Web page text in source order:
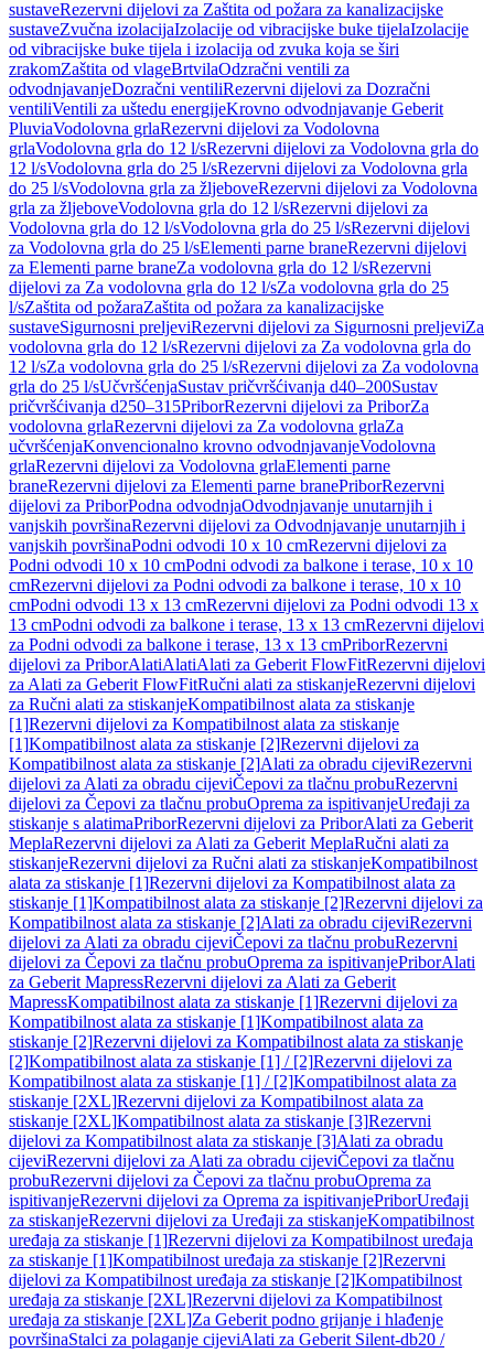
sustaveRezervni dijelovi za Zaštita od požara za kanalizacijske
sustaveZvučna izolacijaIzolacije od vibracijske buke tijelaIzolacije
od vibracijske buke tijela i izolacija od zvuka koja se širi
zrakomZaštita od vlageBrtvilaOdzračni ventili za
odvodnjavanjeDozračni ventiliRezervni dijelovi za Dozračni
ventiliVentili za uštedu energijeKrovno odvodnjavanje Geberit
PluviaVodolovna grlaRezervni dijelovi za Vodolovna
grlaVodolovna grla do 12 l/sRezervni dijelovi za Vodolovna grla do
12 l/sVodolovna grla do 25 l/sRezervni dijelovi za Vodolovna grla
do 25 l/sVodolovna grla za žljeboveRezervni dijelovi za Vodolovna
grla za žljeboveVodolovna grla do 12 l/sRezervni dijelovi za
Vodolovna grla do 12 l/sVodolovna grla do 25 l/sRezervni dijelovi
za Vodolovna grla do 25 l/sElementi parne braneRezervni dijelovi
za Elementi parne braneZa vodolovna grla do 12 l/sRezervni
dijelovi za Za vodolovna grla do 12 l/sZa vodolovna grla do 25
l/sZaštita od požaraZaštita od požara za kanalizacijske
sustaveSigurnosni preljeviRezervni dijelovi za Sigurnosni preljeviZa
vodolovna grla do 12 l/sRezervni dijelovi za Za vodolovna grla do
12 l/sZa vodolovna grla do 25 l/sRezervni dijelovi za Za vodolovna
grla do 25 l/sUčvršćenjaSustav pričvršćivanja d40–200Sustav
pričvršćivanja d250–315PriborRezervni dijelovi za PriborZa
vodolovna grlaRezervni dijelovi za Za vodolovna grlaZa
učvršćenjaKonvencionalno krovno odvodnjavanjeVodolovna
grlaRezervni dijelovi za Vodolovna grlaElementi parne
braneRezervni dijelovi za Elementi parne branePriborRezervni
dijelovi za PriborPodna odvodnjaOdvodnjavanje unutarnjih i
vanjskih površinaRezervni dijelovi za Odvodnjavanje unutarnjih i
vanjskih površinaPodni odvodi 10 x 10 cmRezervni dijelovi za
Podni odvodi 10 x 10 cmPodni odvodi za balkone i terase, 10 x 10
cmRezervni dijelovi za Podni odvodi za balkone i terase, 10 x 10
cmPodni odvodi 13 x 13 cmRezervni dijelovi za Podni odvodi 13 x
13 cmPodni odvodi za balkone i terase, 13 x 13 cmRezervni dijelovi
za Podni odvodi za balkone i terase, 13 x 13 cmPriborRezervni
dijelovi za PriborAlatiAlatiAlati za Geberit FlowFitRezervni dijelovi
za Alati za Geberit FlowFitRučni alati za stiskanjeRezervni dijelovi
za Ručni alati za stiskanjeKompatibilnost alata za stiskanje
[1]Rezervni dijelovi za Kompatibilnost alata za stiskanje
[1]Kompatibilnost alata za stiskanje [2]Rezervni dijelovi za
Kompatibilnost alata za stiskanje [2]Alati za obradu cijeviRezervni
dijelovi za Alati za obradu cijeviČepovi za tlačnu probuRezervni
dijelovi za Čepovi za tlačnu probuOprema za ispitivanjeUređaji za
stiskanje s alatimaPriborRezervni dijelovi za PriborAlati za Geberit
MeplaRezervni dijelovi za Alati za Geberit MeplaRučni alati za
stiskanjeRezervni dijelovi za Ručni alati za stiskanjeKompatibilnost
alata za stiskanje [1]Rezervni dijelovi za Kompatibilnost alata za
stiskanje [1]Kompatibilnost alata za stiskanje [2]Rezervni dijelovi za
Kompatibilnost alata za stiskanje [2]Alati za obradu cijeviRezervni
dijelovi za Alati za obradu cijeviČepovi za tlačnu probuRezervni
dijelovi za Čepovi za tlačnu probuOprema za ispitivanjePriborAlati
za Geberit MapressRezervni dijelovi za Alati za Geberit
MapressKompatibilnost alata za stiskanje [1]Rezervni dijelovi za
Kompatibilnost alata za stiskanje [1]Kompatibilnost alata za
stiskanje [2]Rezervni dijelovi za Kompatibilnost alata za stiskanje
[2]Kompatibilnost alata za stiskanje [1] / [2]Rezervni dijelovi za
Kompatibilnost alata za stiskanje [1] / [2]Kompatibilnost alata za
stiskanje [2XL]Rezervni dijelovi za Kompatibilnost alata za
stiskanje [2XL]Kompatibilnost alata za stiskanje [3]Rezervni
dijelovi za Kompatibilnost alata za stiskanje [3]Alati za obradu
cijeviRezervni dijelovi za Alati za obradu cijeviČepovi za tlačnu
probuRezervni dijelovi za Čepovi za tlačnu probuOprema za
ispitivanjeRezervni dijelovi za Oprema za ispitivanjePriborUređaji
za stiskanjeRezervni dijelovi za Uređaji za stiskanjeKompatibilnost
uređaja za stiskanje [1]Rezervni dijelovi za Kompatibilnost uređaja
za stiskanje [1]Kompatibilnost uređaja za stiskanje [2]Rezervni
dijelovi za Kompatibilnost uređaja za stiskanje [2]Kompatibilnost
uređaja za stiskanje [2XL]Rezervni dijelovi za Kompatibilnost
uređaja za stiskanje [2XL]Za Geberit podno grijanje i hlađenje
površinaStalci za polaganje cijeviAlati za Geberit Silent-db20 /